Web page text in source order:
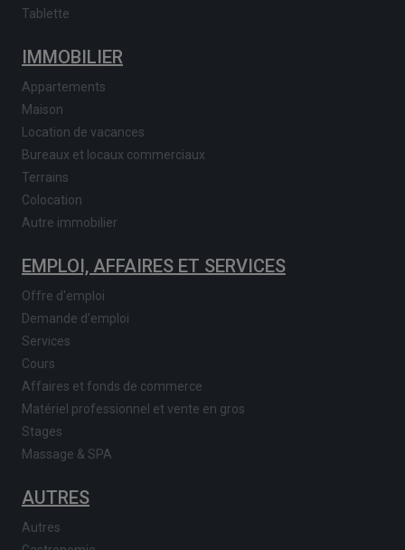
Tablette
IMMOBILIER
Appartements
Maison
Location de vacances
Bureaux et locaux commerciaux
Terrains
Colocation
Autre immobilier
EMPLOI, AFFAIRES ET SERVICES
Offre d'emploi
Demande d'emploi
Services
Cours
Affaires et fonds de commerce
Matériel professionnel et vente en gros
Stages
Massage & SPA
AUTRES
Autres